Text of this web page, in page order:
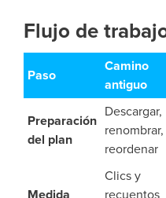
Flujo de
Paso
Camino
antiguo
Preparación
del plan
Descargar,
renombrar,
reordenar
Medida
Clics y
recuentos